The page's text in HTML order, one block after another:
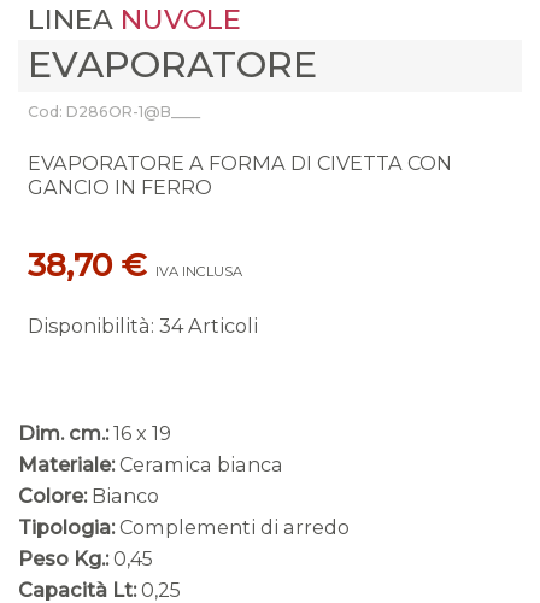
LINEA NUVOLE
EVAPORATORE
Cod: D286OR-1@B____
EVAPORATORE A FORMA DI CIVETTA CON
GANCIO IN FERRO
38,70 € IVA INCLUSA
Disponibilità: 34 Articoli
Dim. cm.: 16 x 19
Materiale: Ceramica bianca
Colore: Bianco
Tipologia: Complementi di arredo
Peso Kg.: 0,45
Capacità Lt: 0,25